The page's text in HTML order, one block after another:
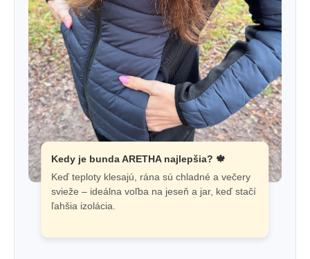
Kedy je bunda ARETHA najlepšia? 🍁
Keď teploty klesajú, rána sú chladné a večery
svieže – ideálna voľba na jeseň a jar, keď stačí
ľahšia izolácia.